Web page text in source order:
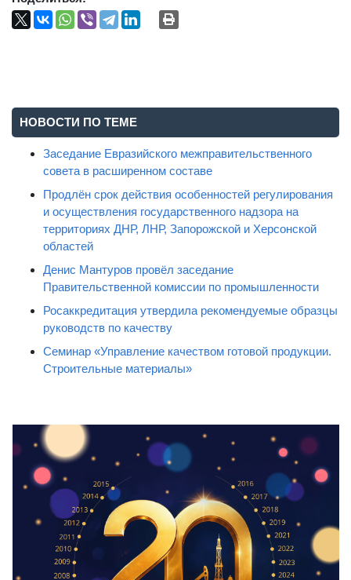
НОВОСТИ ПО ТЕМЕ
Заседание Евразийского межправительственного
совета в расширенном составе
Продлён срок действия особенностей регулирования
и осуществления государственного надзора на
территориях ДНР, ЛНР, Запорожской и Херсонской
областей
Денис Мантуров провёл заседание
Правительственной комиссии по промышленности
Росаккредитация утвердила рекомендуемые образцы
руководств по качеству
Семинар «Управление качеством готовой продукции.
Строительные материалы»